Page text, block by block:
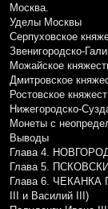
Москва.
Уделы Москвы
Серпуховское
Звенигородско-
Можайское
Дмитровское
Ростовское
Нижегородско-
Монеты с
Выводы
Глава 4.
Глава 5.
Глава 6.
III и Василий III)